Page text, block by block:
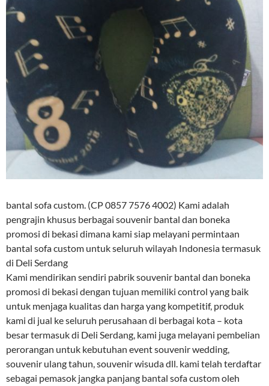
bantal sofa custom. (CP 0857 7576 4002) Kami adalah
pengrajin khusus berbagai souvenir bantal dan boneka
promosi di bekasi dimana kami siap melayani permintaan
bantal sofa custom untuk seluruh wilayah Indonesia termasuk
di Deli Serdang
Kami mendirikan sendiri pabrik souvenir bantal dan boneka
promosi di bekasi dengan tujuan memiliki control yang baik
untuk menjaga kualitas dan harga yang kompetitif, produk
kami di jual ke seluruh perusahaan di berbagai kota – kota
besar termasuk di Deli Serdang, kami juga melayani pembelian
perorangan untuk kebutuhan event souvenir wedding,
souvenir ulang tahun, souvenir wisuda dll. kami telah terdaftar
sebagai pemasok jangka panjang bantal sofa custom oleh